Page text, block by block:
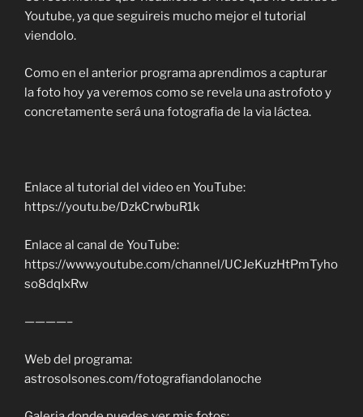
Youtube, ya que seguireis mucho mejor el tutorial
viendolo.
Como en el anterior programa aprendimos a capturar
la foto hoy ya veremos como se revela una astrofoto y
concretamente será una fotografia de la via láctea.
Enlace al tutorial del video en YouTube:
https://youtu.be/DzkCrwbuR1k
Enlace al canal de YouTube:
https://www.youtube.com/channel/UCJeKuzHtPmTyho
so8dqIxRw
————–
Web del programa:
astrosolsones.com/fotografiandolanoche
Català